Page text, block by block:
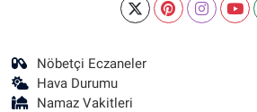
Nöbetçi Eczaneler
Hava Durumu
Namaz Vakitleri